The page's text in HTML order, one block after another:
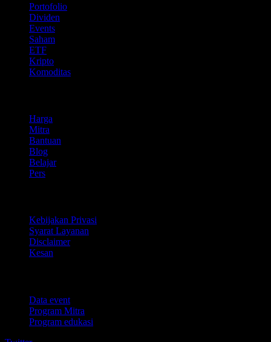
Portofolio
Dividen
Events
Saham
ETF
Kripto
Komoditas
Harga
Mitra
Bantuan
Blog
Belajar
Pers
Kebijakan Privasi
Syarat Layanan
Disclaimer
Kesan
Data event
Program Mitra
Program edukasi